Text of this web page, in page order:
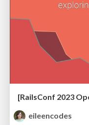
eileencodes